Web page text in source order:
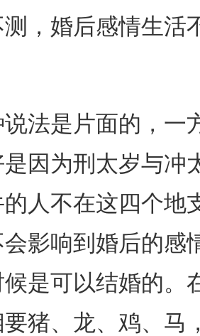
，婚后感情生活
法是片面的，一
因为刑太岁与冲
人不在这四个地
影响到婚后的感
是可以结婚的。
猪、龙、鸡、马